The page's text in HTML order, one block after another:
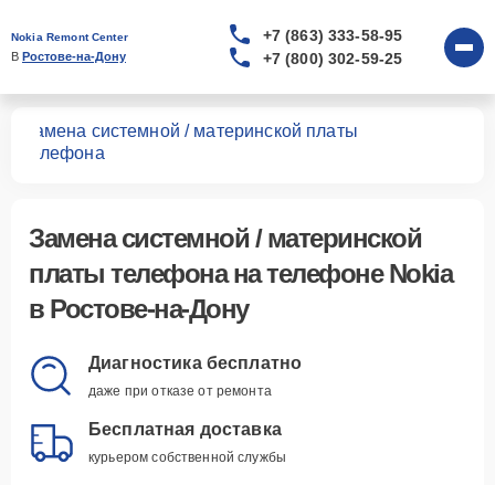
Nokia Remont Center
В Ростове-на-Дону
+7 (863) 333-58-95
+7 (800) 302-59-25
Замена системной / материнской платы
телефона
Замена системной / материнской
платы телефонана телефоне Nokia
в Ростове-на-Дону
Диагностика бесплатно
даже при отказе от ремонта
Бесплатная доставка
курьером собственной службы